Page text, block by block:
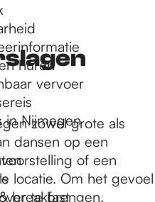
huren
vervoer
in Nijmegen
breakfast
zowel grote als
dansen op een
of een
locatie. Om het gevoel
te brengen,